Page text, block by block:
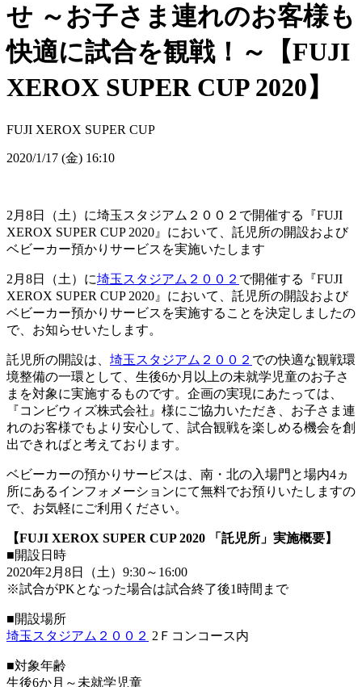
せ ～お子さま連れのお客様も
快適に試合を観戦！～【FUJI
XEROX SUPER CUP 2020】
FUJI XEROX SUPER CUP
2020/1/17 (金) 16:10
2月8日（土）に埼玉スタジアム２００２で開催する『FUJI
XEROX SUPER CUP 2020』において、託児所の開設および
ベビーカー預かりサービスを実施いたします
2月8日（土）に埼玉スタジアム２００２ で開催する『FUJI
XEROX SUPER CUP 2020』において、託児所の開設および
ベビーカー預かりサービスを実施することを決定しましたの
で、お知らせいたします。
託児所の開設は、 埼玉スタジアム２００２ での快適な観戦環
境整備の一環として、生後6か月以上の未就学児童のお子さ
まを対象に実施するものです。企画の実現にあたっては、
『コンビウィズ株式会社』様にご協力いただき、お子さま連
れのお客様でもより安心して、試合観戦を楽しめる機会を創
出できればと考えております。
ベビーカーの預かりサービスは、南・北の入場門と場内4ヵ
所にあるインフォメーションにて無料でお預りいたしますの
で、お気軽にご利用ください。
【FUJI XEROX SUPER CUP 2020 「託児所」実施概要】
■開設日時
2020年2月8日（土）9:30～16:00
※試合がPKとなった場合は試合終了後1時間まで
■開設場所
埼玉スタジアム２００２ 2Ｆコンコース内
■対象年齢
生後6か月～未就学児童